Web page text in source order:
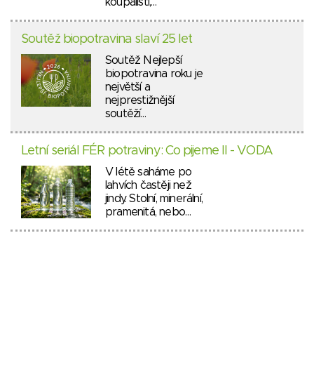
koupališti,…
Soutěž biopotravina slaví 25 let
Soutěž Nejlepší
biopotravina roku je
největší a
nejprestižnější
soutěží…
Letní seriál FÉR potraviny: Co pijeme II - VODA
V létě saháme po
lahvích častěji než
jindy. Stolní, minerální,
pramenitá, nebo…